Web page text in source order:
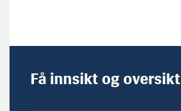
Få innsikt og oversikt